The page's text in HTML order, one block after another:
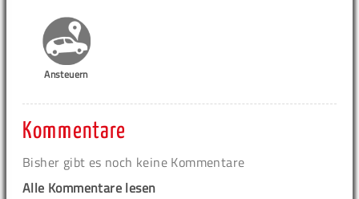
Ansteuern
Kommentare
Bisher gibt es noch keine Kommentare
Alle Kommentare lesen